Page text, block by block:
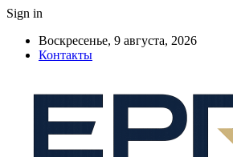
Sign in
Воскресенье, 9 августа, 2026
Контакты